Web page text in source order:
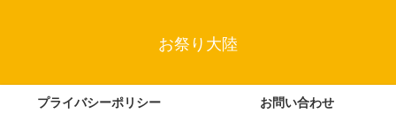
お祭り大陸
プライバシーポリシー お問い合わせ